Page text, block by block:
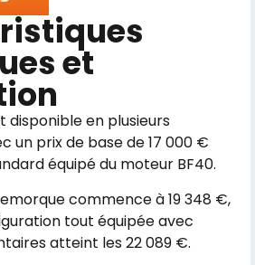
et
disponible en plusieurs
un prix de base de 17 000 €
équipé du moteur BF40.
commence à 19 348 €,
tout équipée avec
atteint les 22 089 €.